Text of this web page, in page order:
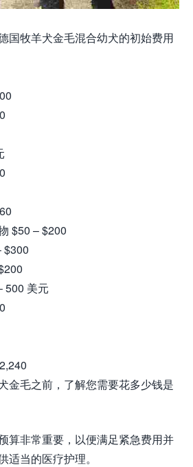
国牧羊犬金毛混合幼犬的初始费用
$50 – $200
$300
500 美元
金毛之前，了解您需要花多少钱是
算非常重要，以便满足紧急费用并
适当的医疗护理。